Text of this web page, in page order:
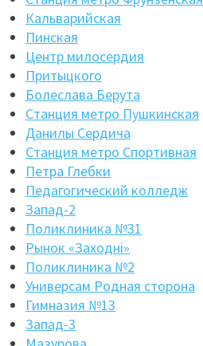
Кальварийская
Пинская
Центр милосердия
Притыцкого
Болеслава Берута
Станция метро Пушкинская
Данилы Сердича
Станция метро Спортивная
Петра Глебки
Педагогический колледж
Запад-2
Поликлиника №31
Рынок «Заходнi»
Поликлиника №2
Универсам Родная сторона
Гимназия №13
Запад-3